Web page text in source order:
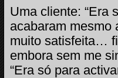
Uma cliente: “Era
acabaram mesmo
muito satisfeita…
embora sem me
“Era só para